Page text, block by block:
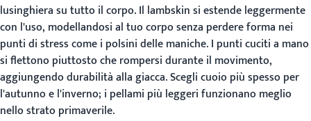
lusinghiera su tutto il corpo. Il lambskin si estende leggermente
con l'uso, modellandosi al tuo corpo senza perdere forma nei
punti di stress come i polsini delle maniche. I punti cuciti a mano
si flettono piuttosto che rompersi durante il movimento,
aggiungendo durabilità alla giacca. Scegli cuoio più spesso per
l'autunno e l'inverno; i pellami più leggeri funzionano meglio
nello strato primaverile.